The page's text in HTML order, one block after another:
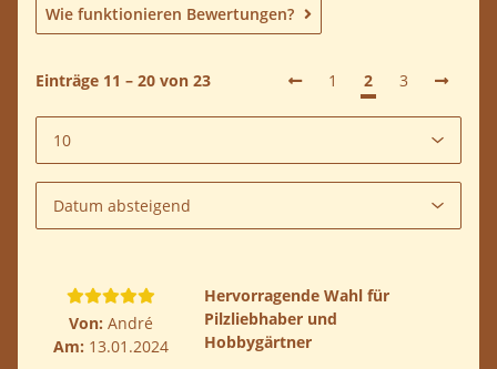
Wie funktionieren Bewertungen?
Einträge 11 – 20 von 23 1 2 3
Von: André
Am: 13.01.2024
Hervorragende Wahl für
Pilzliebhaber und
Hobbygärtner